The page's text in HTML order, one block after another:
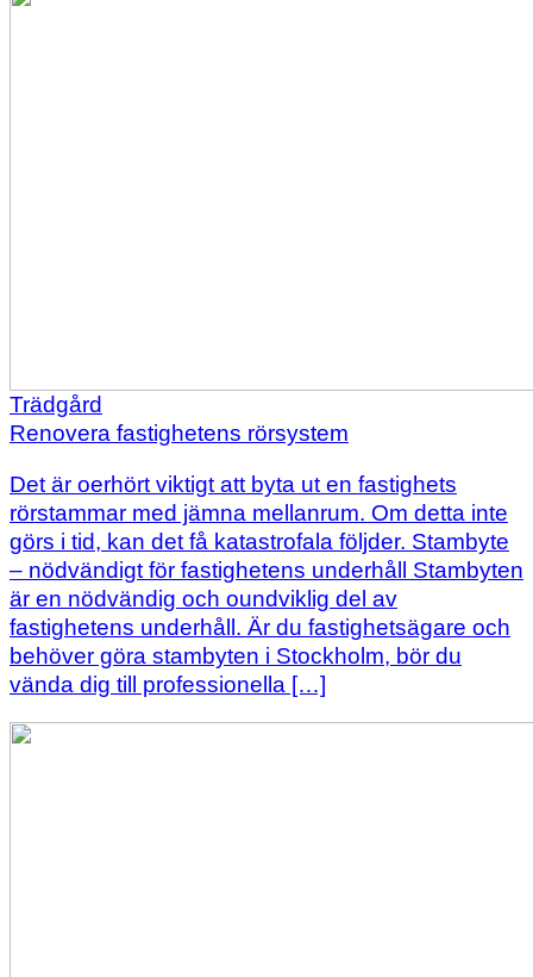
Trädgård
Renovera fastighetens rörsystem
Det är oerhört viktigt att byta ut en fastighets
rörstammar med jämna mellanrum. Om detta inte
görs i tid, kan det få katastrofala följder. Stambyte
– nödvändigt för fastighetens underhåll Stambyten
är en nödvändig och oundviklig del av
fastighetens underhåll. Är du fastighetsägare och
behöver göra stambyten i Stockholm, bör du
vända dig till professionella […]